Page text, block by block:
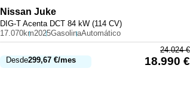
Nissan Juke
DIG-T Acenta DCT 84 kW (114 CV)
17.070km2025GasolinaAutomático
Desde299,67 €/mes
24.024€
18.990 €